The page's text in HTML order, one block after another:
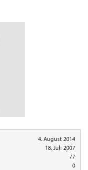
4. August 2014
18. Juli 2007
77
0